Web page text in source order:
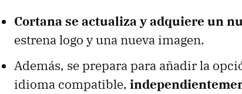
Cortana se actualiza y adquiere un
estrena logo y una nueva imagen.
Además, se prepara para añadir la
idioma compatible,